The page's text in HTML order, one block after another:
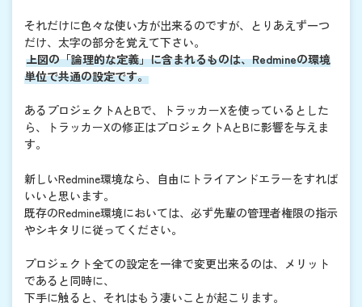
それだけに色々な使い方が出来るのですが、とりあえず一つ
だけ、太字の部分を覚えて下さい。
上図の「論理的な定義」に含まれるものは、Redmineの環境
単位で共通の設定です。
あるプロジェクトAとBで、トラッカーXを使っているとした
ら、トラッカーXの修正はプロジェクトAとBに影響を与えま
す。
新しいRedmine環境なら、自由にトライアンドエラーをすれば
いいと思います。
既存のRedmine環境においては、必ず先輩の管理者権限の指示
やシキタリに従ってください。
プロジェクト全ての設定を一律で変更出来るのは、メリット
であると同時に、
下手に触ると、それはもう凄いことが起こります。